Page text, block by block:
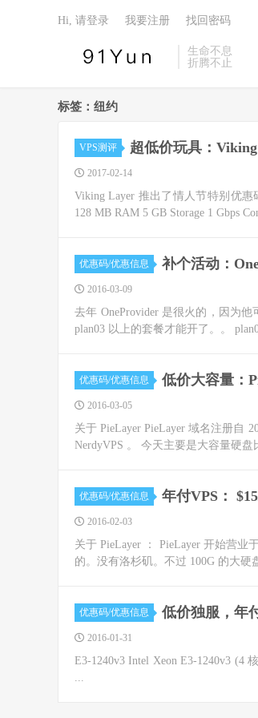
生命不息
折腾不止
Hi, 请登录 我要注册 找回密码
标签：纽约
VPS测评 超低价玩具：
2017-02-14
Viking Layer 推出了情人节特别优
128 MB RAM 5 GB Storage 1 Gbps
优惠码/优惠信息 补个活动：
2016-03-09
去年 OneProvider 是很火的，因为
plan03 以上的套餐才能开了。。
优惠码/优惠信息 低价大容量：
2016-03-05
关于 PieLayer PieLayer 域名注册自
NerdyVPS 。 今天主要是大容量硬
优惠码/优惠信息 年付VPS：
2016-02-03
关于 PieLayer ： PieLayer 开始营
的。没有洛杉矶。不过 100G 的大
优惠码/优惠信息 低价独服，年
2016-01-31
E3-1240v3 Intel Xeon E3-1240v3 (4
...